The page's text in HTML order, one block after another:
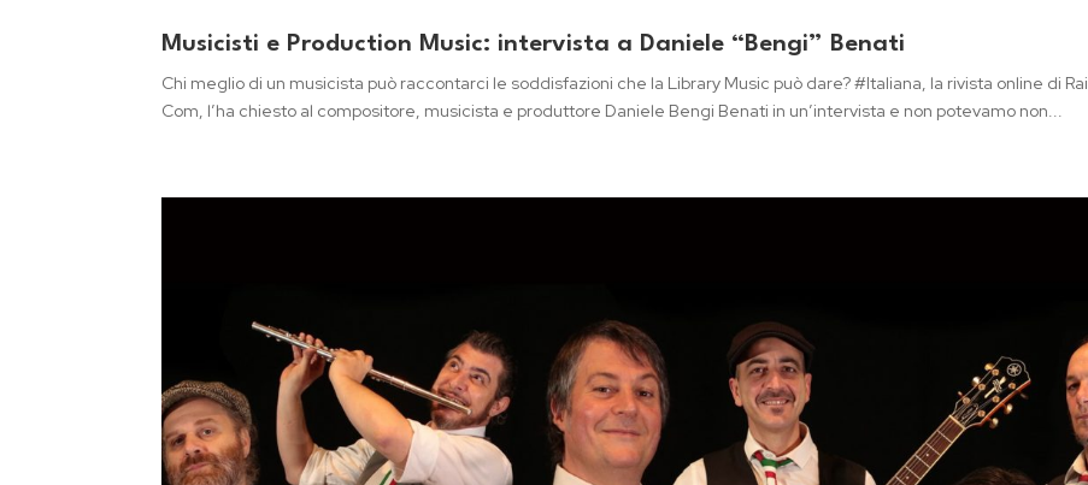
Musicisti e Production Music: intervista a Daniele “Bengi” Benati
Chi meglio di un musicista può raccontarci le soddisfazioni che la Library Music può dare? #Italiana, la rivista online di Rai
Com, l’ha chiesto al compositore, musicista e produttore Daniele Bengi Benati in un’intervista e non potevamo non...